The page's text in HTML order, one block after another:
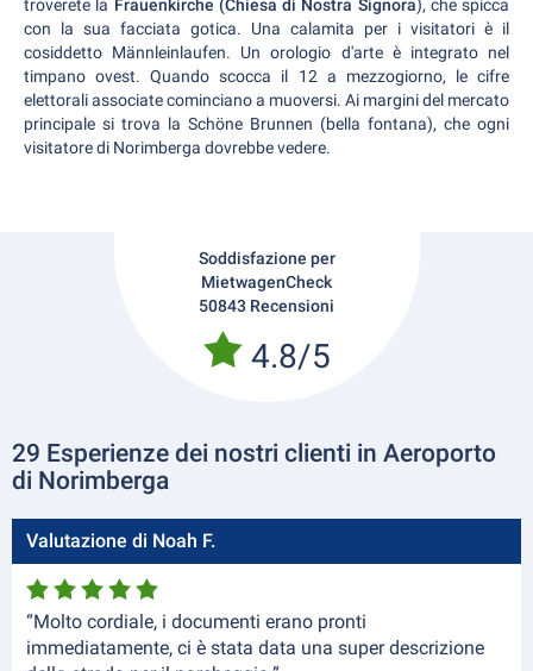
troverete la Frauenkirche (Chiesa di Nostra Signora), che spicca
con la sua facciata gotica. Una calamita per i visitatori è il
cosiddetto Männleinlaufen. Un orologio d'arte è integrato nel
timpano ovest. Quando scocca il 12 a mezzogiorno, le cifre
elettorali associate cominciano a muoversi. Ai margini del mercato
principale si trova la Schöne Brunnen (bella fontana), che ogni
visitatore di Norimberga dovrebbe vedere.
Soddisfazione per
MietwagenCheck
50843 Recensioni
4.8/5
29 Esperienze dei nostri clienti in Aeroporto
di Norimberga
Valutazione di Noah F.
“Molto cordiale, i documenti erano pronti
immediatamente, ci è stata data una super descrizione